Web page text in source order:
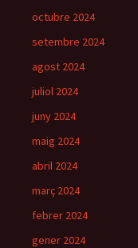
octubre 2024
setembre 2024
agost 2024
juliol 2024
juny 2024
maig 2024
abril 2024
març 2024
febrer 2024
gener 2024